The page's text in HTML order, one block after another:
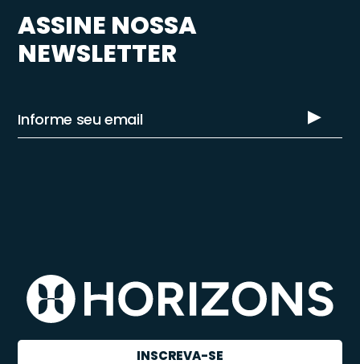
ASSINE NOSSA
NEWSLETTER
INSCREVA-SE